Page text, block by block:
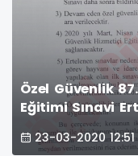
Özel Güvenlik
Eğitimi Sınavi
23-03-2020 12:51